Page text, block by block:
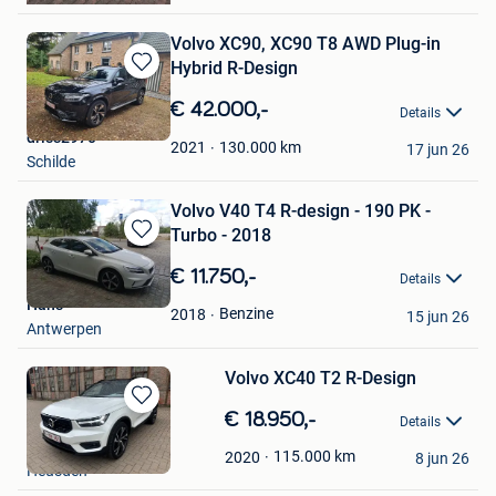
Bewaren
in
Mijn
Favorieten
Volvo XC90, XC90 T8 AWD Plug-in
Hybrid R-Design
€ 42.000,- Details
2021 130.000 km
driss2970
Schilde
17 jun 26
Bewaren
in
Mijn
Favorieten
Volvo V40 T4 R-design - 190 PK -
Turbo - 2018
€ 11.750,- Details
2018 Benzine
Hans
Antwerpen
15 jun 26
Bewaren
in
Mijn
Favorieten
Volvo XC40 T2 R-Design
€ 18.950,- Details
2020 115.000 km
911swbmotorsport
Heusden
8 jun 26